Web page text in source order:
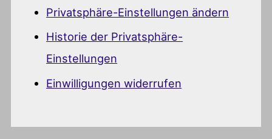
Privatsphäre-Einstellungen ändern
Historie der Privatsphäre-
Einstellungen
Einwilligungen widerrufen